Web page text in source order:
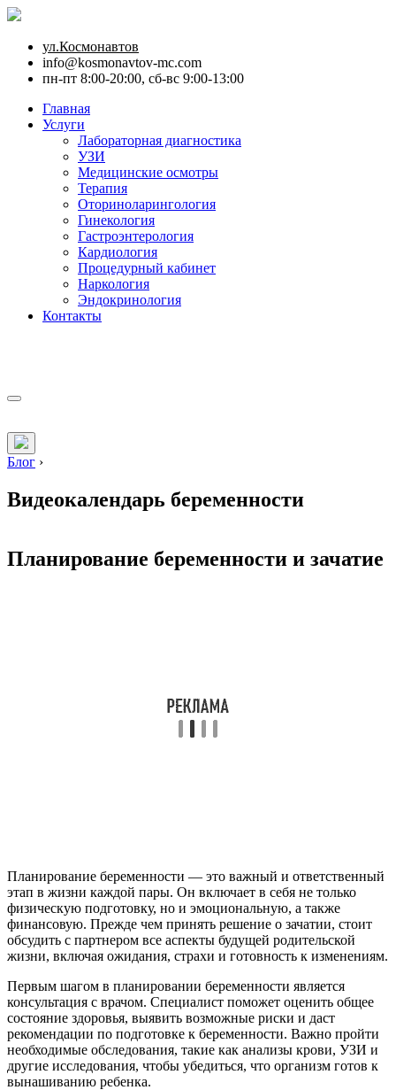
ул.Космонавтов
info@kosmonavtov-mc.com
пн-пт 8:00-20:00, сб-вс 9:00-13:00
Главная
Услуги
Лабораторная диагностика
УЗИ
Медицинские осмотры
Терапия
Оториноларингология
Гинекология
Гастроэнтерология
Кардиология
Процедурный кабинет
Наркология
Эндокринология
Контакты
Блог ›
Видеокалендарь беременности
Планирование беременности и зачатие
Планирование беременности — это важный и ответственный
этап в жизни каждой пары. Он включает в себя не только
физическую подготовку, но и эмоциональную, а также
финансовую. Прежде чем принять решение о зачатии, стоит
обсудить с партнером все аспекты будущей родительской
жизни, включая ожидания, страхи и готовность к изменениям.
Первым шагом в планировании беременности является
консультация с врачом. Специалист поможет оценить общее
состояние здоровья, выявить возможные риски и даст
рекомендации по подготовке к беременности. Важно пройти
необходимые обследования, такие как анализы крови, УЗИ и
другие исследования, чтобы убедиться, что организм готов к
вынашиванию ребенка.